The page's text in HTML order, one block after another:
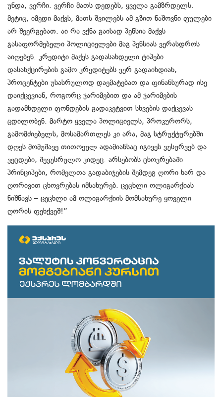
უნდა, ვერჩი. ვერჩი მათს დედებს, ყველა გამზრდელს.
მეტიც, იმედი მაქვს, მათს შვილებს ამ გზით ნაშოვნი ფულები
არ შეერგებათ. აი რა ვქნა გაისად პენსია მაქვს
გასაფორმებელი პოლიციელები მაგ პენსიას ვერასდროს
აიღებენ. კრედიტი მაქვს გადასახდელი ტიპები
დასანქცირების გამო კრედიტებს ვერ გადაიხდიან,
პროცენტები უსასრულოდ დაემატებათ და ფინანსურად ისე
დაიქცევიან, როგორც ჯარიმებით და ამ ჯარიმების
გადამხდელი ფონდების გადაკეტვით სხვების დაქცევას
ცდილობენ. მარტო ყველა პოლიციელს, პროკურორს,
გამომძიებელს, მოსამართლეს კი არა, მაგ სტრუქტურებში
დღეს მომუშავე თითოეულ ადამიანსაც იგივეს ვუსურვებ და
ვეცდები, შევუსრულო კიდეც. არსებობს ცხოვრებაში
პრინციპები, რომელთა გადაბიჯების შემდეგ ღორი ხარ და
ღორივით ცხოვრებას იმსახურებ. ცეცხლი ოლიგარქიას
ნიშნავს – ცეცხლი ამ ოლიგარქიის მომსახურე ყოველი
ღორის ფეხქვეშ!”